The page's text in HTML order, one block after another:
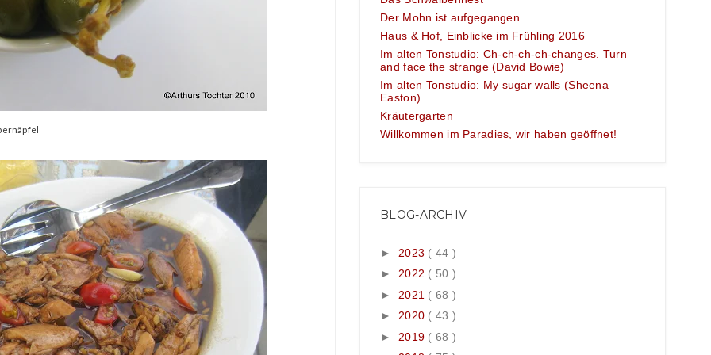
Der Mohn ist aufgegangen
Haus & Hof, Einblicke im Frühling 2016
Im alten Tonstudio: Ch-ch-ch-ch-changes. Turn
and face the strange (David Bowie)
Im alten Tonstudio: My sugar walls (Sheena
Easton)
Kräutergarten
Willkommen im Paradies, wir haben geöffnet!
BLOG-ARCHIV
► 2023 ( 44 )
►2022 ( 50 )
► 2021 ( 68 )
►2020 ( 43 )
► 2019 ( 68 )